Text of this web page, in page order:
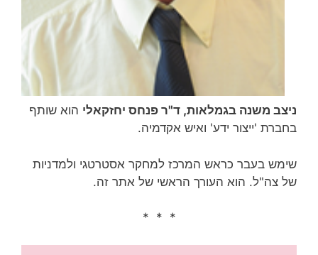
ניצב משנה בגמלאות, ד"ר פנחס יחזקאלי הוא שותף
בחברת 'ייצור ידע' ואיש אקדמיה.
שימש בעבר כראש המרכז למחקר אסטרטגי ולמדניות
של צה"ל. הוא העורך הראשי של אתר זה.
* * *